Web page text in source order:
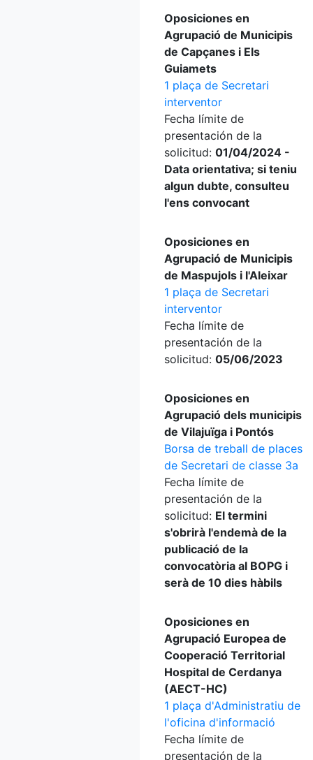
Oposiciones en
Agrupació de Municipis
de Capçanes i Els
Guiamets
1 plaça de Secretari
interventor
Fecha límite de
presentación de la
solicitud: 01/04/2024 -
Data orientativa; si teniu
algun dubte, consulteu
l'ens convocant
Oposiciones en
Agrupació de Municipis
de Maspujols i l'Aleixar
1 plaça de Secretari
interventor
Fecha límite de
presentación de la
solicitud: 05/06/2023
Oposiciones en
Agrupació dels municipis
de Vilajuïga i Pontós
Borsa de treball de places
de Secretari de classe 3a
Fecha límite de
presentación de la
solicitud: El termini
s'obrirà l'endemà de la
publicació de la
convocatòria al BOPG i
serà de 10 dies hàbils
Oposiciones en
Agrupació Europea de
Cooperació Territorial
Hospital de Cerdanya
(AECT-HC)
1 plaça d'Administratiu de
l'oficina d'informació
Fecha límite de
presentación de la